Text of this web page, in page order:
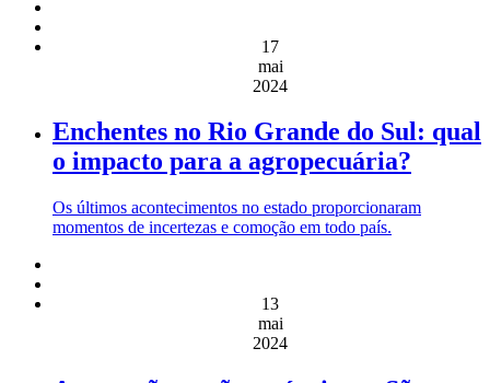
17
mai
2024
Enchentes no Rio Grande do Sul: qual
o impacto para a agropecuária?
Os últimos acontecimentos no estado proporcionaram
momentos de incertezas e comoção em todo país.
13
mai
2024